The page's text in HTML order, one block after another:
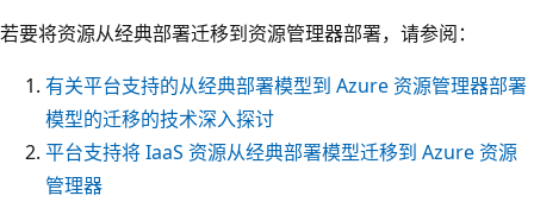
若要将资源从经典部署迁移到资源管理器部署，请参阅：
有关平台支持的从经典部署模型到 Azure 资源管理器部署
模型的迁移的技术深入探讨
平台支持将 IaaS 资源从经典部署模型迁移到 Azure 资源
管理器